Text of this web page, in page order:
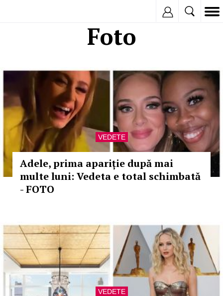
Foto
VEDETE
Adele, prima apariție după mai
multe luni: Vedeta e total schimbată
- FOTO
VEDETE